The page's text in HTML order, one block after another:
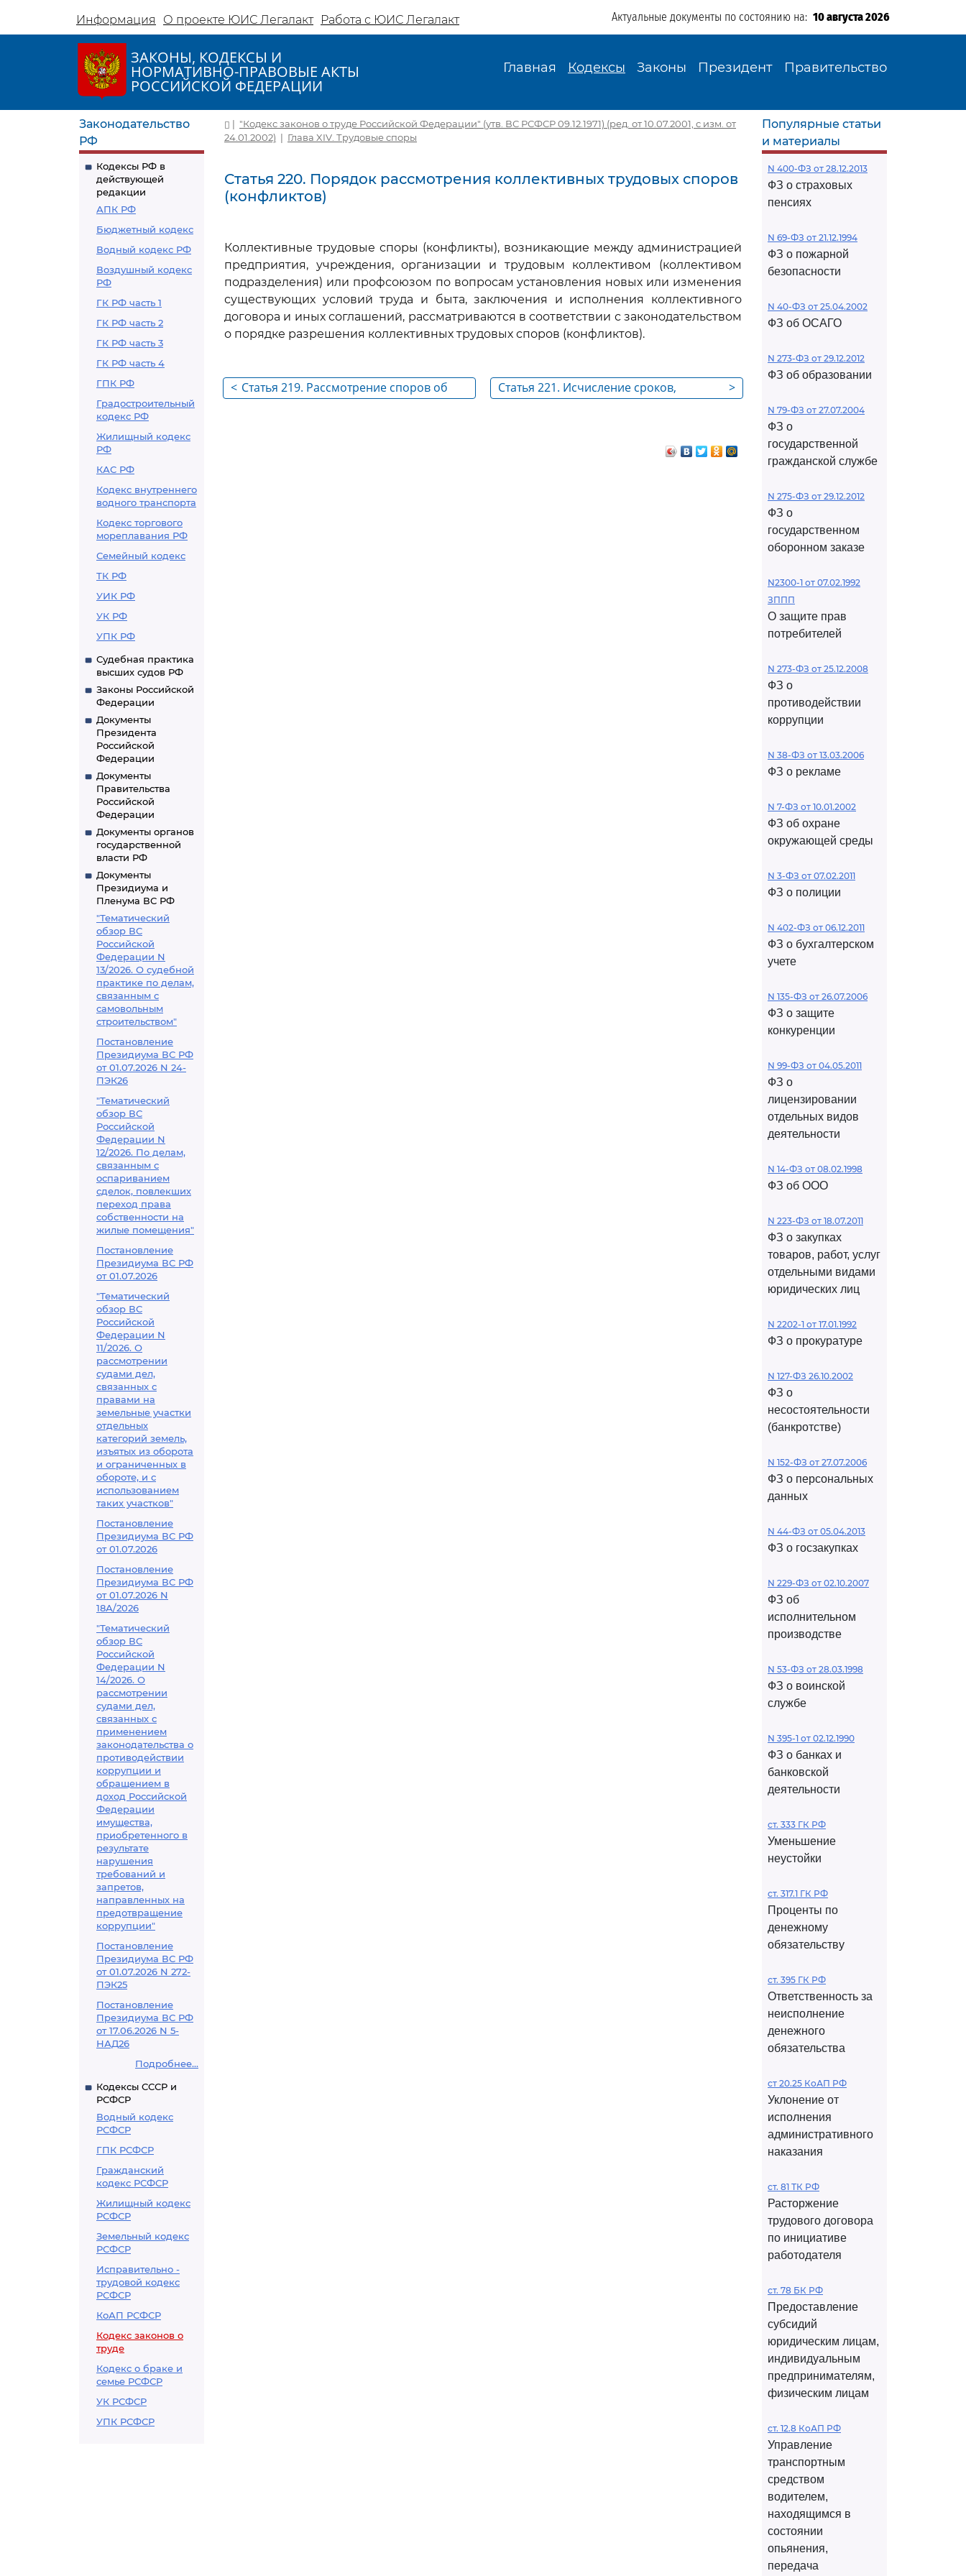
Информация О проекте ЮИС Легалакт Работа с ЮИС Легалакт Актуальные документы по состоянию на: 10 августа 2026
ЗАКОНЫ, КОДЕКСЫ И
НОРМАТИВНО-ПРАВОВЫЕ АКТЫ
РОССИЙСКОЙ ФЕДЕРАЦИИ
Главная Кодексы Законы Президент Правительство
Законодательство
РФ
Кодексы РФ в
действующей
редакции
АПК РФ
Бюджетный кодекс
Водный кодекс РФ
Воздушный кодекс
РФ
ГК РФ часть 1
ГК РФ часть 2
ГК РФ часть 3
ГК РФ часть 4
ГПК РФ
Градостроительный
кодекс РФ
Жилищный кодекс
РФ
КАС РФ
Кодекс внутреннего
водного транспорта
Кодекс торгового
мореплавания РФ
Семейный кодекс
ТК РФ
УИК РФ
УК РФ
УПК РФ
Судебная практика
высших судов РФ
Законы Российской
Федерации
Документы
Президента
Российской
Федерации
Документы
Правительства
Российской
Федерации
Документы органов
государственной
власти РФ
Документы
Президиума и
Пленума ВС РФ
"Тематический
обзор ВС
Российской
Федерации N
13/2026. О судебной
практике по делам,
связанным с
самовольным
строительством"
Постановление
Президиума ВС РФ
от 01.07.2026 N 24-
ПЭК26
"Тематический
обзор ВС
Российской
Федерации N
12/2026. По делам,
связанным с
оспариванием
сделок, повлекших
переход права
собственности на
жилые помещения"
Постановление
Президиума ВС РФ
от 01.07.2026
"Тематический
обзор ВС
Российской
Федерации N
11/2026. О
рассмотрении
судами дел,
связанных с
правами на
земельные участки
отдельных
категорий земель,
изъятых из оборота
и ограниченных в
обороте, и с
использованием
таких участков"
Постановление
Президиума ВС РФ
от 01.07.2026
Постановление
Президиума ВС РФ
от 01.07.2026 N
18А/2026
"Тематический
обзор ВС
Российской
Федерации N
14/2026. О
рассмотрении
судами дел,
связанных с
применением
законодательства о
противодействии
коррупции и
обращением в
доход Российской
Федерации
имущества,
приобретенного в
результате
нарушения
требований и
запретов,
направленных на
предотвращение
коррупции"
Постановление
Президиума ВС РФ
от 01.07.2026 N 272-
ПЭК25
Постановление
Президиума ВС РФ
от 17.06.2026 N 5-
НАД26
Подробнее...
Кодексы СССР и
РСФСР
Водный кодекс
РСФСР
ГПК РСФСР
Гражданский
кодекс РСФСР
Жилищный кодекс
РСФСР
Земельный кодекс
РСФСР
Исправительно -
трудовой кодекс
РСФСР
КоАП РСФСР
Кодекс законов о
труде
Кодекс о браке и
семье РСФСР
УК РСФСР
УПК РСФСР
| "Кодекс законов о труде Российской Федерации" (утв. ВС РСФСР 09.12.1971) (ред. от 10.07.2001, с изм. от
24.01.2002) | Глава XIV. Трудовые споры
Статья 220. Порядок рассмотрения коллективных трудовых споров
(конфликтов)
Коллективные трудовые споры (конфликты), возникающие между администрацией
предприятия, учреждения, организации и трудовым коллективом (коллективом
подразделения) или профсоюзом по вопросам установления новых или изменения
существующих условий труда и быта, заключения и исполнения коллективного
договора и иных соглашений, рассматриваются в соответствии с законодательством
о порядке разрешения коллективных трудовых споров (конфликтов).
< Статья 219. Рассмотрение споров об
>
Статья 221. Исчисление сроков,
Популярные статьи
и материалы
N 400-ФЗ от 28.12.2013
ФЗ о страховых
пенсиях
N 69-ФЗ от 21.12.1994
ФЗ о пожарной
безопасности
N 40-ФЗ от 25.04.2002
ФЗ об ОСАГО
N 273-ФЗ от 29.12.2012
ФЗ об образовании
N 79-ФЗ от 27.07.2004
ФЗ о
государственной
гражданской службе
N 275-ФЗ от 29.12.2012
ФЗ о
государственном
оборонном заказе
N2300-1 от 07.02.1992
ЗППП
О защите прав
потребителей
N 273-ФЗ от 25.12.2008
ФЗ о
противодействии
коррупции
N 38-ФЗ от 13.03.2006
ФЗ о рекламе
N 7-ФЗ от 10.01.2002
ФЗ об охране
окружающей среды
N 3-ФЗ от 07.02.2011
ФЗ о полиции
N 402-ФЗ от 06.12.2011
ФЗ о бухгалтерском
учете
N 135-ФЗ от 26.07.2006
ФЗ о защите
конкуренции
N 99-ФЗ от 04.05.2011
ФЗ о
лицензировании
отдельных видов
деятельности
N 14-ФЗ от 08.02.1998
ФЗ об ООО
N 223-ФЗ от 18.07.2011
ФЗ о закупках
товаров, работ, услуг
отдельными видами
юридических лиц
N 2202-1 от 17.01.1992
ФЗ о прокуратуре
N 127-ФЗ 26.10.2002
ФЗ о
несостоятельности
(банкротстве)
N 152-ФЗ от 27.07.2006
ФЗ о персональных
данных
N 44-ФЗ от 05.04.2013
ФЗ о госзакупках
N 229-ФЗ от 02.10.2007
ФЗ об
исполнительном
производстве
N 53-ФЗ от 28.03.1998
ФЗ о воинской
службе
N 395-1 от 02.12.1990
ФЗ о банках и
банковской
деятельности
ст. 333 ГК РФ
Уменьшение
неустойки
ст. 317.1 ГК РФ
Проценты по
денежному
обязательству
ст. 395 ГК РФ
Ответственность за
неисполнение
денежного
обязательства
ст 20.25 КоАП РФ
Уклонение от
исполнения
административного
наказания
ст. 81 ТК РФ
Расторжение
трудового договора
по инициативе
работодателя
ст. 78 БК РФ
Предоставление
субсидий
юридическим лицам,
индивидуальным
предпринимателям,
физическим лицам
ст. 12.8 КоАП РФ
Управление
транспортным
средством
водителем,
находящимся в
состоянии
опьянения,
передача